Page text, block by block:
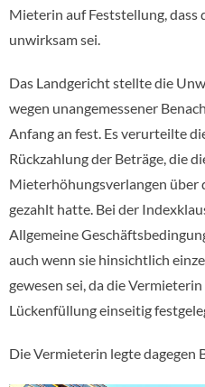
Mieterin auf Feststellung, dass
unwirksam sei.
Das Landgericht stellte die
wegen unangemessener
Anfang an fest. Es verurteilte
Rückzahlung der Beträge, die
Mieterhöhungsverlangen über
gezahlt hatte. Bei der
Allgemeine
auch wenn sie hinsichtlich
gewesen sei, da die
Lückenfüllung einseitig
Die Vermieterin legte dagegen